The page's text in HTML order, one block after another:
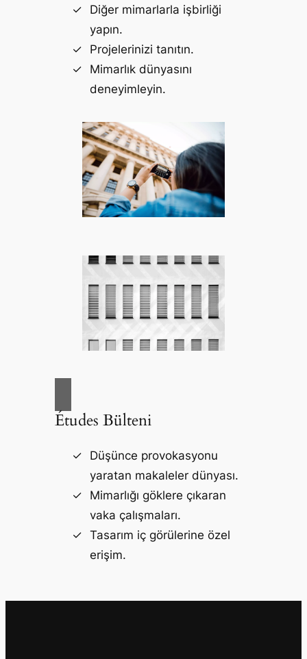
Diğer mimarlarla işbirliği
yapın.
Projelerinizi tanıtın.
Mimarlık dünyasını
deneyimleyin.
Études Bülteni
Düşünce provokasyonu
yaratan makaleler dünyası.
Mimarlığı göklere çıkaran
vaka çalışmaları.
Tasarım iç görülerine özel
erişim.